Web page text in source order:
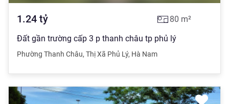
1.24 tỷ 80 m²
Đất gần trường cấp 3 p thanh châu tp phủ lý
Phường Thanh Châu, Thị Xã Phủ Lý, Hà Nam